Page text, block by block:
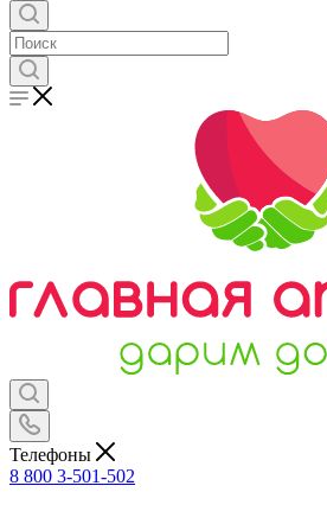
Телефоны
8 800 3-501-502